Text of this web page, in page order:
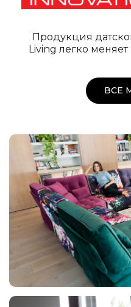
Продукция
Living легко
ВСЕ